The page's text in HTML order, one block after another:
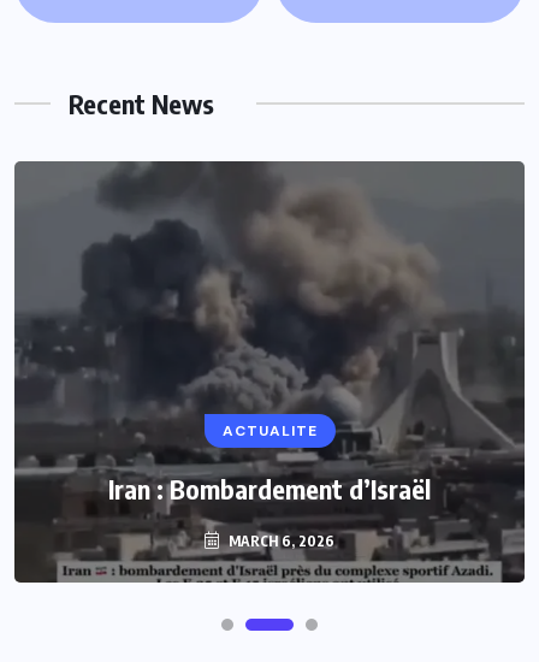
Recent News
ACTUALITE
Iran : Bombardement d’Israël
MARCH 6, 2026